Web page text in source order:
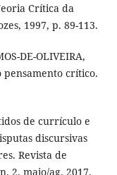
Crítica da
1997, p. 89-113.
DE-OLIVEIRA,
crítico.
de currículo e
discursivas
Revista de
2, maio/ag. 2017,